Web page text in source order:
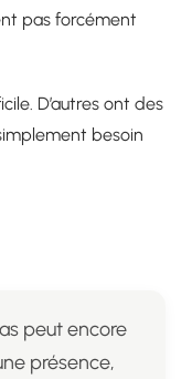
pas forcément
D’autres ont des
besoin
peut encore
présence,